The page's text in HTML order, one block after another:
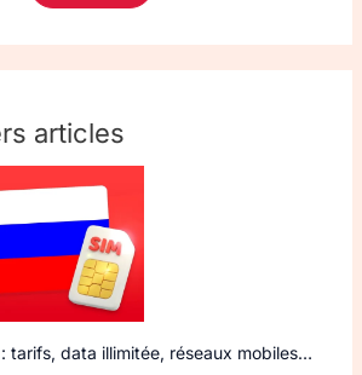
articles
tarifs, data illimitée, réseaux mobiles…